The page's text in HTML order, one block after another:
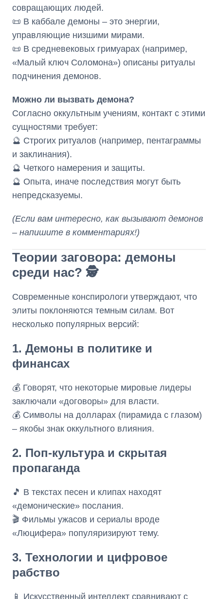
совращающих людей.
📜 В каббале демоны – это энергии,
управляющие низшими мирами.
📜 В средневековых гримуарах (например,
«Малый ключ Соломона») описаны ритуалы
подчинения демонов.
Можно ли вызвать демона?
Согласно оккультным учениям, контакт с этими
сущностями требует:
🔮 Строгих ритуалов (например, пентаграммы
и заклинания).
🔮 Четкого намерения и защиты.
🔮 Опыта, иначе последствия могут быть
непредсказуемы.
(Если вам интересно, как вызывают демонов
– напишите в комментариях!)
Теории заговора: демоны
среди нас? 🕵️
Современные конспирологи утверждают, что
элиты поклоняются темным силам. Вот
несколько популярных версий:
1. Демоны в политике и
финансах
💰 Говорят, что некоторые мировые лидеры
заключали «договоры» для власти.
💰 Символы на долларах (пирамида с глазом)
– якобы знак оккультного влияния.
2. Поп-культура и скрытая
пропаганда
🎵 В текстах песен и клипах находят
«демонические» послания.
🎬 Фильмы ужасов и сериалы вроде
«Люцифера» популяризируют тему.
3. Технологии и цифровое
рабство
📱 Искусственный интеллект сравнивают с